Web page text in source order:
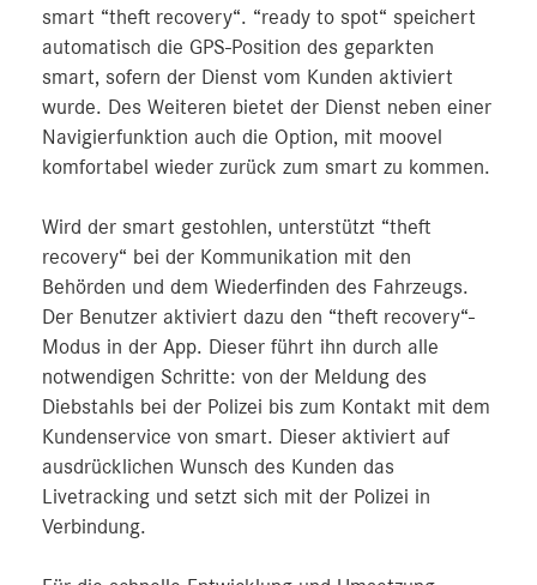
smart “theft recovery“. “ready to spot“ speichert
automatisch die GPS-Position des geparkten
smart, sofern der Dienst vom Kunden aktiviert
wurde. Des Weiteren bietet der Dienst neben einer
Navigierfunktion auch die Option, mit moovel
komfortabel wieder zurück zum smart zu kommen.
Wird der smart gestohlen, unterstützt “theft
recovery“ bei der Kommunikation mit den
Behörden und dem Wiederfinden des Fahrzeugs.
Der Benutzer aktiviert dazu den “theft recovery“-
Modus in der App. Dieser führt ihn durch alle
notwendigen Schritte: von der Meldung des
Diebstahls bei der Polizei bis zum Kontakt mit dem
Kundenservice von smart. Dieser aktiviert auf
ausdrücklichen Wunsch des Kunden das
Livetracking und setzt sich mit der Polizei in
Verbindung.